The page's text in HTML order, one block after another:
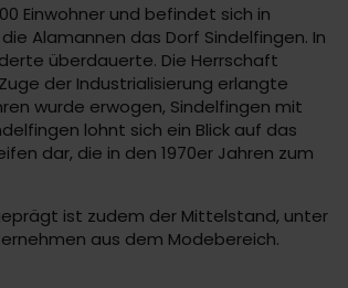
Einwohner und befindet sich in
Alamannen das Dorf Sindelfingen. In
überdauerte. Die Herrschaft
der Industrialisierung erlangte
wurde erwogen, Sindelfingen mit
lohnt sich ein Blick auf das
dar, die in den 1970er Jahren zum
ist zudem der Mittelstand, unter
aus dem Modebereich.